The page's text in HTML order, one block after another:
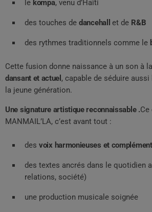
le kompa, venu d’Haïti
des touches de dancehall et de R&B
des rythmes traditionnels comme le
Cette fusion donne naissance à un son à
dansant et actuel , capable de séduire
la jeune génération.
Une signature artistique reconnaissable .
MANMAIL’LA, c’est avant tout :
des voix harmonieuses et
des textes ancrés dans le quotidien
relations, société)
une production musicale soignée